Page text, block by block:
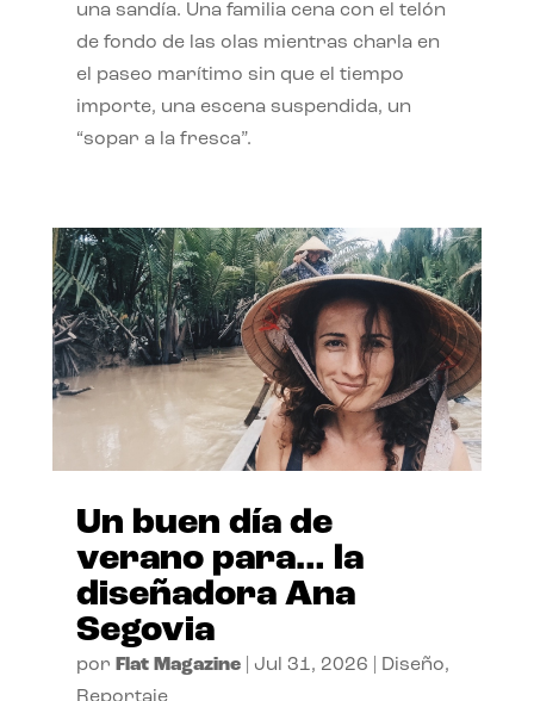
una sandía. Una familia cena con el telón
de fondo de las olas mientras charla en
el paseo marítimo sin que el tiempo
importe, una escena suspendida, un
“sopar a la fresca”.
Un buen día de
verano para… la
diseñadora Ana
Segovia
por Flat Magazine| Jul 31, 2026 Diseño,